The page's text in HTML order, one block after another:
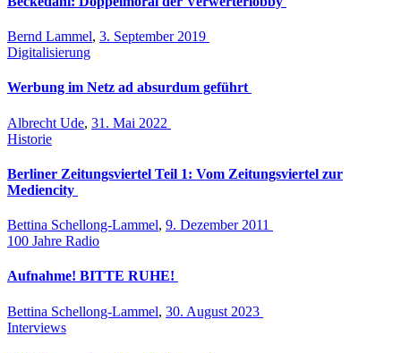
Bernd Lammel, 3. September 2019
Digitalisierung
Werbung im Netz ad absurdum geführt
Albrecht Ude, 31. Mai 2022
Historie
Berliner Zeitungsviertel Teil 1: Vom Zeitungsviertel zur
Mediencity
Bettina Schellong-Lammel, 9. Dezember 2011
100 Jahre Radio
Aufnahme! BITTE RUHE!
Bettina Schellong-Lammel, 30. August 2023
Interviews